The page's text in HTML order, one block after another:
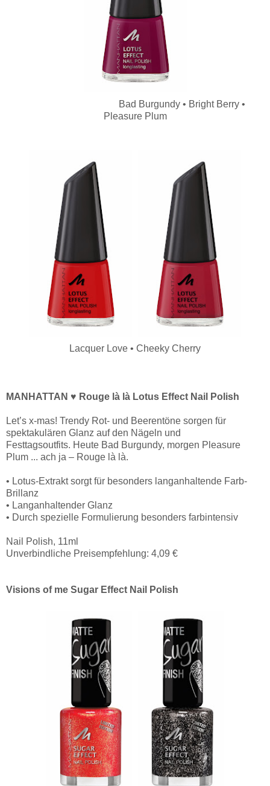
Bad Burgundy • Bright Berry •
Pleasure Plum
Lacquer Love • Cheeky Cherry
MANHATTAN ♥ Rouge là là Lotus Effect Nail Polish
Let’s x-mas! Trendy Rot- und Beerentöne sorgen für
spektakulären Glanz auf den Nägeln und
Festtagsoutfits. Heute Bad Burgundy, morgen Pleasure
Plum ... ach ja – Rouge là là.
• Lotus-Extrakt sorgt für besonders langanhaltende Farb-
Brillanz
• Langanhaltender Glanz
• Durch spezielle Formulierung besonders farbintensiv
Nail Polish, 11ml
Unverbindliche Preisempfehlung: 4,09 €
Visions of me Sugar Effect Nail Polish